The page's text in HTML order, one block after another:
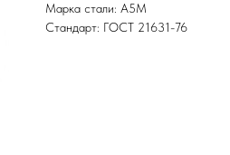
Марка стали: А5М
Стандарт: ГОСТ 21631-76